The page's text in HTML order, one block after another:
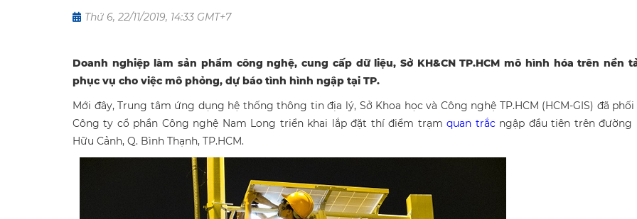
Thứ 6, 22/11/2019, 14:33 GMT+7
Doanh nghiệp làm sản phẩm công nghệ, cung cấp dữ liệu, Sở KH&CN TP.HCM mô hình hóa trên nền
phục vụ cho việc mô phỏng, dự báo tình hình ngập tại TP.
Mới đây, Trung tâm ứng dụng hệ thống thông tin địa lý, Sở Khoa học và Công nghệ TP.HCM (HCM-GIS) đã
Công ty cổ phần Công nghệ Nam Long triển khai lắp đặt thí điểm trạmquan trắcngập đầu tiên trên đường
Hữu Cảnh, Q. Bình Thạnh, TP.HCM.